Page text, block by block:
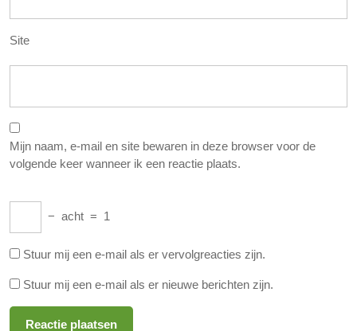
Site
Mijn naam, e-mail en site bewaren in deze browser voor de
volgende keer wanneer ik een reactie plaats.
− acht = 1
Stuur mij een e-mail als er vervolgreacties zijn.
Stuur mij een e-mail als er nieuwe berichten zijn.